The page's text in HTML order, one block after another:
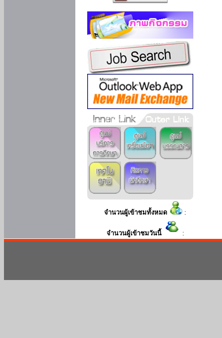
จำนวนผู้เข้าชมทั้งหมด :
จำนวนผู้เข้าชมวันนี้ :